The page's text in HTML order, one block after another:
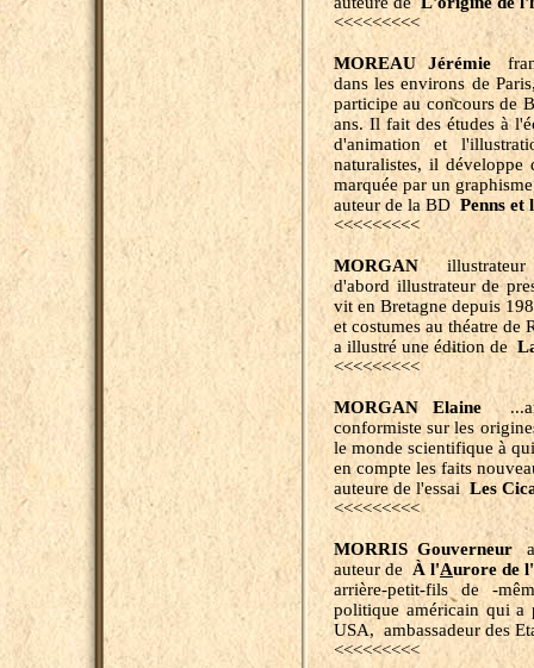
<<<<<<<<<
MOREAUJérémie
dans les environs de
participe au concours de
ans. Il fait des études à
d'animation et
naturalistes, il
marquée par un
auteur de la BD Penns et
<<<<<<<<<
MORGANillustrateur
d'abord illustrateur de
vit en Bretagne depuis
et costumes au théatre de
a illustré une édition de
<<<<<<<<<
MORGAN Elaine
conformiste sur les
le monde scientifique à
en compte les faits
auteure de l'essaiLes
<<<<<<<<<
MORRIS Gouverneur
auteur de À l'Aurore de
arrière-petit-fils de -
politique américain qui a
USA, ambassadeur des
<<<<<<<<<